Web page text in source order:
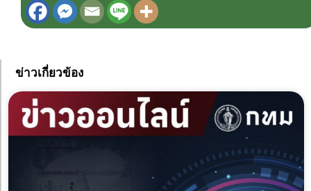
ข่าวเกี่ยวข้อง